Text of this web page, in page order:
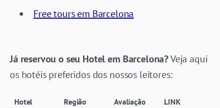
Free tours em Barcelona
Já reservou o seu Hotel em Barcelona?Veja aqui
os hotéis preferidos dos nossos leitores:
Hotel Região Avaliação
LINK